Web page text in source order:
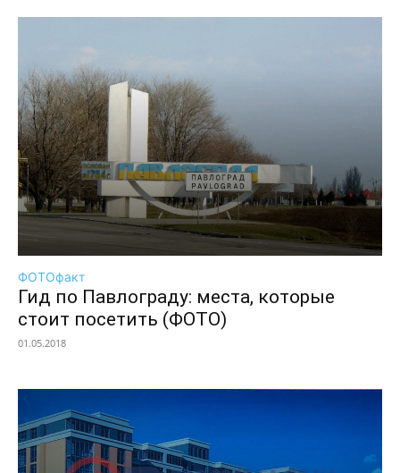
ФОТОфакт
Гид по Павлограду: места, которые
стоит посетить (ФОТО)
01.05.2018